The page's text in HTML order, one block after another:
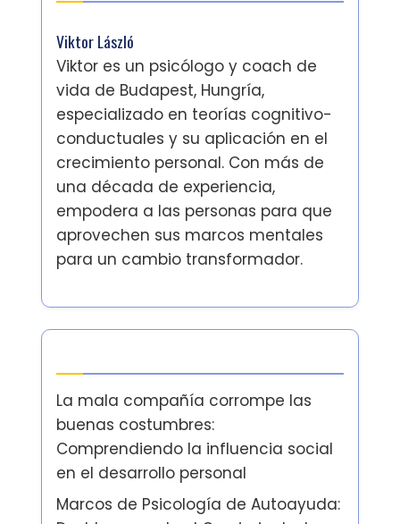
Viktor László
Viktor es un psicólogo y coach de
vida de Budapest, Hungría,
especializado en teorías cognitivo-
conductuales y su aplicación en el
crecimiento personal. Con más de
una década de experiencia,
empodera a las personas para que
aprovechen sus marcos mentales
para un cambio transformador.
La mala compañía corrompe las
buenas costumbres:
Comprendiendo la influencia social
en el desarrollo personal
Marcos de Psicología de Autoayuda: